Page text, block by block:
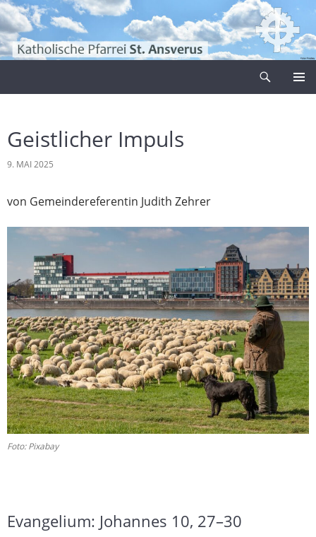
Zum
Inhalt
springen
Geistlicher Impuls
9. MAI 2025
von Gemeindereferentin Judith Zehrer
Foto: Pixabay
Evangelium: Johannes 10, 27–30